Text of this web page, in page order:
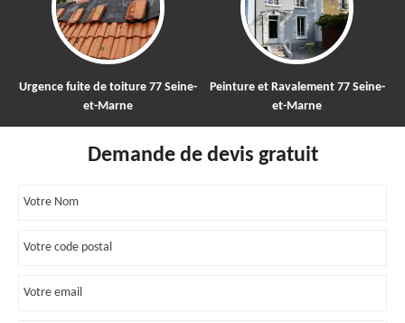
Urgence fuite de toiture 77 Seine-
et-Marne
Peinture et Ravalement 77 Seine-
et-Marne
Demande de devis gratuit